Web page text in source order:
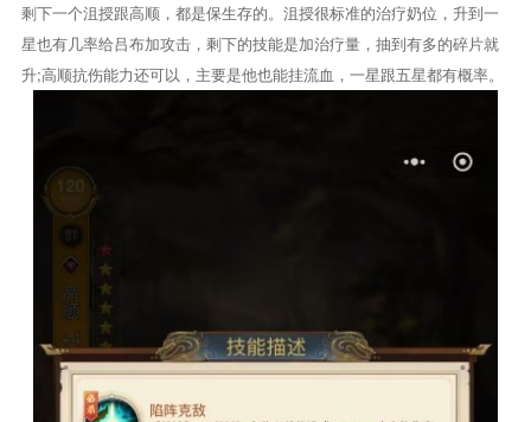
剩下一个沮授跟高顺，都是保生存的。沮授很标准的治疗奶位，升到一
星也有几率给吕布加攻击，剩下的技能是加治疗量，抽到有多的碎片就
升;高顺抗伤能力还可以，主要是他也能挂流血，一星跟五星都有概率。